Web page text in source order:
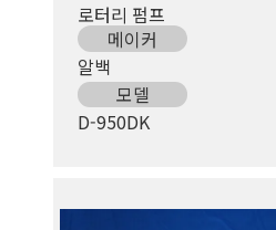
로터리 펌프
메이커
알백
모델
D-950DK